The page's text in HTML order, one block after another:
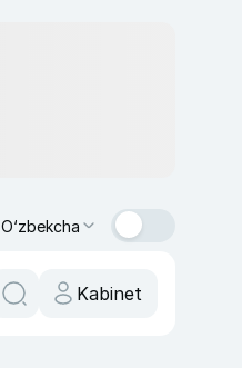
O‘zbekcha
Kabinet